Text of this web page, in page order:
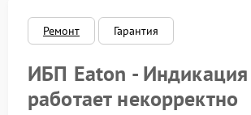
Ремонт Гарантия
ИБП Eaton - Индикация
работает некорректно